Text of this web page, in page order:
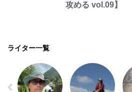
攻める vol.09】
ライター一覧